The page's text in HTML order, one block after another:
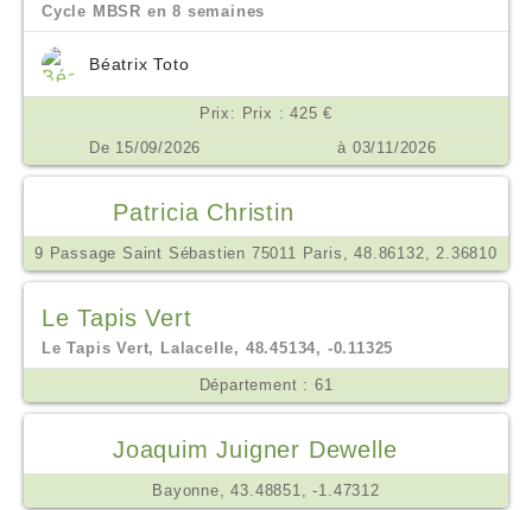
Cycle MBSR en 8 semaines
Béatrix Toto
Prix: Prix : 425 €
De 15/09/2026
à 03/11/2026
Patricia Christin
9 Passage Saint Sébastien 75011 Paris, 48.86132, 2.36810
Le Tapis Vert
Le Tapis Vert, Lalacelle, 48.45134, -0.11325
Département : 61
Joaquim Juigner Dewelle
Bayonne, 43.48851, -1.47312